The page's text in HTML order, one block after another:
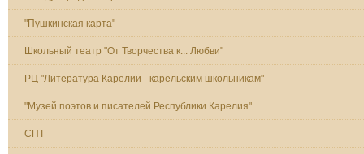
"Пушкинская карта"
Школьный театр "От Творчества к... Любви"
РЦ "Литература Карелии - карельским школьникам"
"Музей поэтов и писателей Республики Карелия"
СПТ